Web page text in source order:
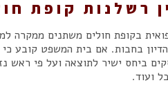
רשלנות קופת
בקופת חולים משתנים ממקרה
בחבות. אם בית המשפט קובע כי
ביחס ישיר לתוצאה ועל פי
ועוד.